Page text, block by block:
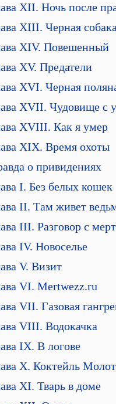
XII. Ночь после
XIII. Черная собака
XIV. Повешенный
XV. Предатели
XVI. Черная
XVII. Чудовище с
XVIII. Как я умер
XIX. Время охоты
о привидениях
I. Без белых кошек
II. Там живет
III. Разговор с
IV. Новоселье
V. Визит
VI. Mertwezz.ru
VII. Газовая
VIII. Водокачка
IX. В логове
X. Коктейль
XI. Тварь в доме